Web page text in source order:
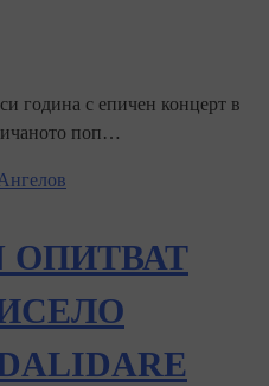
година с епичен концерт в
поп…
ОПИТВАТ